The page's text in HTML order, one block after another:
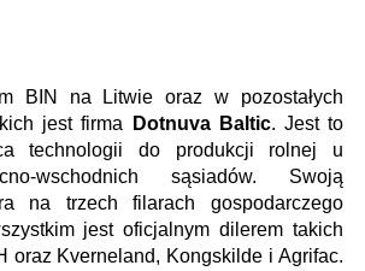
BIN na Litwie oraz w pozostałych
jest firma
Dotnuva Baltic. Jest to
technologii do produkcji rolnej u
wschodnich sąsiadów. Swoją
na trzech filarach gospodarczego
jest oficjalnym dilerem takich
oraz Kverneland, Kongskilde i Agrifac.